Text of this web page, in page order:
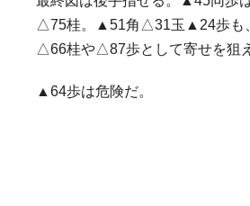
△75桂。▲51角△31玉▲24歩も
△66桂や△87歩として寄せを狙
▲64歩は危険だ。